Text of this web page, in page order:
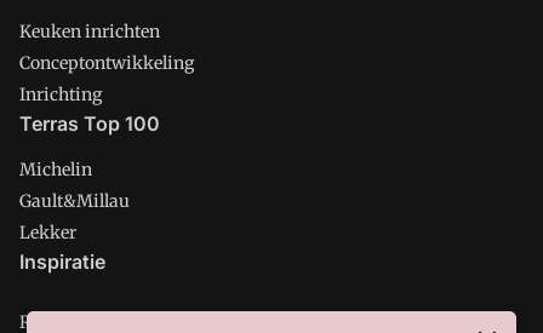
Keuken inrichten
Conceptontwikkeling
Inrichting
Terras Top 100
Michelin
Gault&Millau
Lekker
Inspiratie
Restaurant